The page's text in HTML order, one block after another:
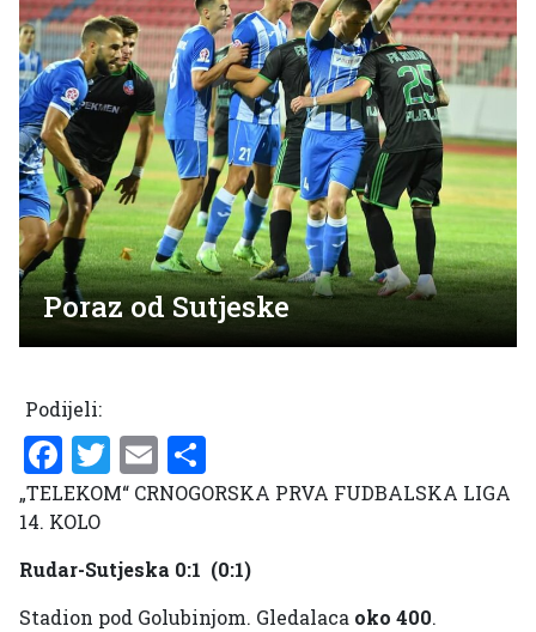
Poraz od Sutjeske
Podijeli:
Facebook
Twitter
Email
„TELEKOM“ CRNOGORSKA PRVA FUDBALSKA LIGA
14. KOLO
Rudar-Sutjeska 0:1 (0:1)
Stadion pod Golubinjom. Gledalaca oko 400.